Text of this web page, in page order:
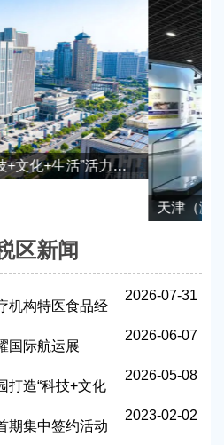
天津（滨海）海外人才离岸创新创业基地正式获批中国（天津）自由贸易试验区联动创新示范基地
区新闻
2026-07-31
机构特医食品经
验区 2026-06-07
国际航运展
2026-05-08
打造“科技+文化
2023-02-02
期集中签约活动